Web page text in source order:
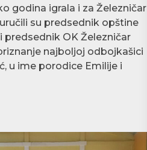
godina igrala i za
su predsednik opštine
predsednik OK Železničar
najboljoj odbojkašici
u ime porodice Emilije i